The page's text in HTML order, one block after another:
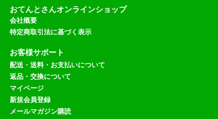
おてんとさんオンラインショップ
会社概要
特定商取引法に基づく表示
お客様サポート
配送・送料・お支払いについて
返品・交換について
マイページ
新規会員登録
メールマガジン購読